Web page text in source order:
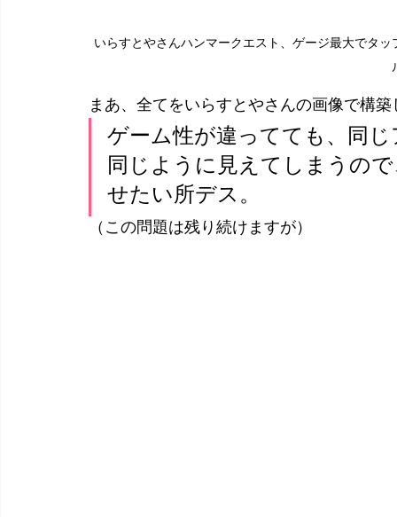
いらすとやさんハンマークエスト、ゲージ最大でタ
まあ、全てをいらすとやさんの画像で構
ゲーム性が違ってても、同
同じように見えてしまうの
せたい所デス。
（この問題は残り続けますが）